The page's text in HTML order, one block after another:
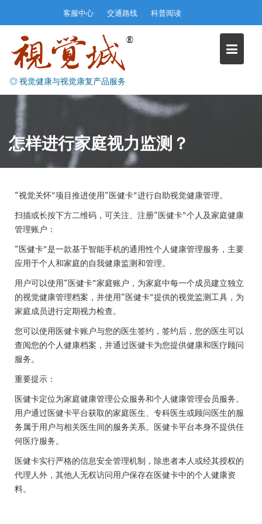
content
客服中心 交通路线 科普阅读
◎ 视觉健康与视觉康复产品服务
怎样进行家庭视力监测？
“视觉关怀”项目推进使用“医健卡”进行自助视觉健康管理。
扫描或长按下方二维码，可关注、注册“医健卡”个人及家庭健康
管理账户：
“医健卡”是一款基于智能手机的通用性个人健康管理服务，主要
应用于个人和家庭的自我健康监测和管理。
用户可以使用“医健卡”家庭账户，为家庭中每一个成员建立独立
的视觉健康管理档案，并使用“医健卡”提供的视觉监测工具，为
家庭成员进行定期视力检查。
您可以使用医健卡账户与您的医生签约，签约后，您的医生可以
查阅您的个人健康档案，并通过医健卡为您提供健康和医疗顾问
服务。
重要提示：
医健卡定位为家庭健康管理公众服务和个人健康管理会员服务。
用户通过医健卡平台获取的家庭医生、专科医生或顾问医生的服
务属于用户与相关医生间的服务关系。医健卡平台本身不提供任
何医疗服务。
医健卡实行严格的信息安全管理机制，除患者本人或经其授权的
代理人外，其他人无权访问用户保存在医健卡中的个人健康资
料。